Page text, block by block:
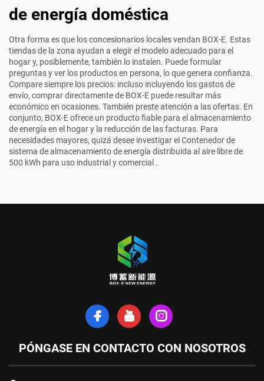
de energía doméstica
Otra forma es que los concesionarios locales vendan BOX-E. Estas
tiendas de la zona ayudan a elegir el modelo adecuado para el
hogar y, posiblemente, también lo instalen. Puede formular
preguntas y ver los productos en persona, lo que genera confianza.
Compare siempre los precios: incluso incluyendo los gastos de
envío, comprar directamente de BOX-E puede resultar más
económico en ocasiones. También preste atención a las ofertas. En
conjunto, BOX-E ofrece un producto fiable para el almacenamiento
de energía en el hogar y la reducción de las facturas. Para
necesidades mayores, quizá desee investigar el Contenedor de
sistema de almacenamiento de energía distribuida al aire libre de
500 kWh para uso industrial y comercial .
PÓNGASE EN CONTACTO CON NOSOTROS